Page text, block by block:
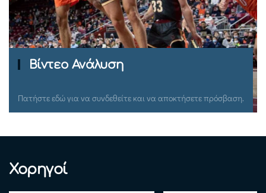
Ομιλίες Σεμιναρίων
Πατήστε εδώ για να συνδεθείτε και να αποκτήσετε πρόσβαση.
Χορηγοί